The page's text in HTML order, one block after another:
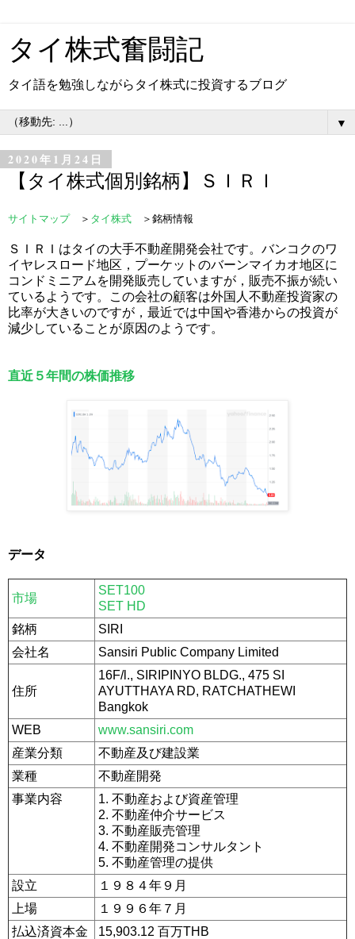
タイ株式奮闘記
タイ語を勉強しながらタイ株式に投資するブログ
▼
2020年1月24日
【タイ株式個別銘柄】ＳＩＲＩ
サイトマップ＞ タイ株式 ＞銘柄情報
ＳＩＲＩはタイの大手不動産開発会社です。バンコクのワ
イヤレスロード地区，プーケットのバーンマイカオ地区に
コンドミニアムを開発販売していますが，販売不振が続い
ているようです。この会社の顧客は外国人不動産投資家の
比率が大きいのですが，最近では中国や香港からの投資が
減少していることが原因のようです。
直近５年間の株価推移
データ
市場
SET100
SET HD
銘柄
SIRI
会社名
Sansiri Public Company Limited
住所
16F/l., SIRIPINYO BLDG., 475 SI
AYUTTHAYA RD, RATCHATHEWI
Bangkok
WEB
www.sansiri.com
産業分類
不動産及び建設業
業種
不動産開発
事業内容
1. 不動産および資産管理
2. 不動産仲介サービス
3. 不動産販売管理
4. 不動産開発コンサルタント
5. 不動産管理の提供
設立
１９８４年９月
上場
１９９６年７月
払込済資本金
15,903.12 百万THB